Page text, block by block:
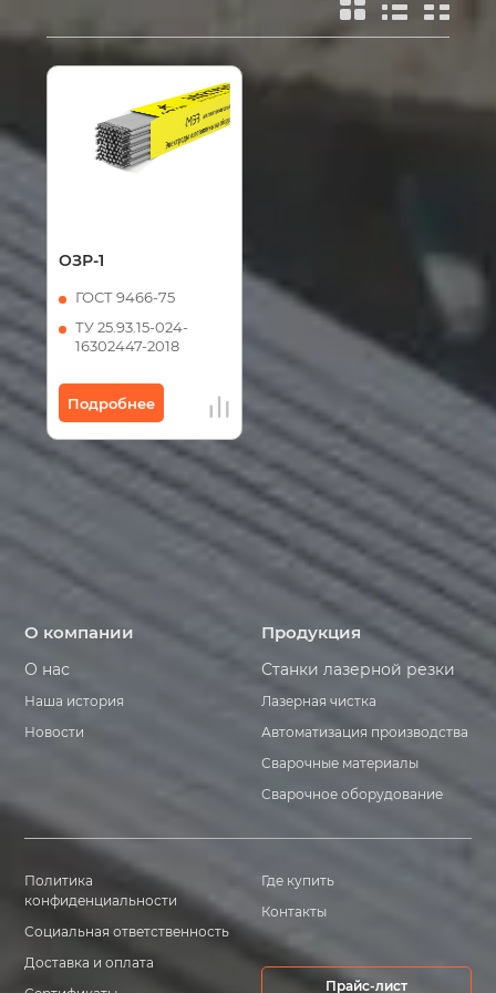
ОЗР-1
ГОСТ 9466-75
ТУ 25.93.15-024-
16302447-2018
Подробнее
О компании
О нас
Наша история
Новости
Продукция
Станки лазерной резки
Лазерная чистка
Автоматизация производства
Сварочные материалы
Сварочное оборудование
Политика
конфиденциальности
Социальная ответственность
Доставка и оплата
Где купить
Контакты
Прайс-лист